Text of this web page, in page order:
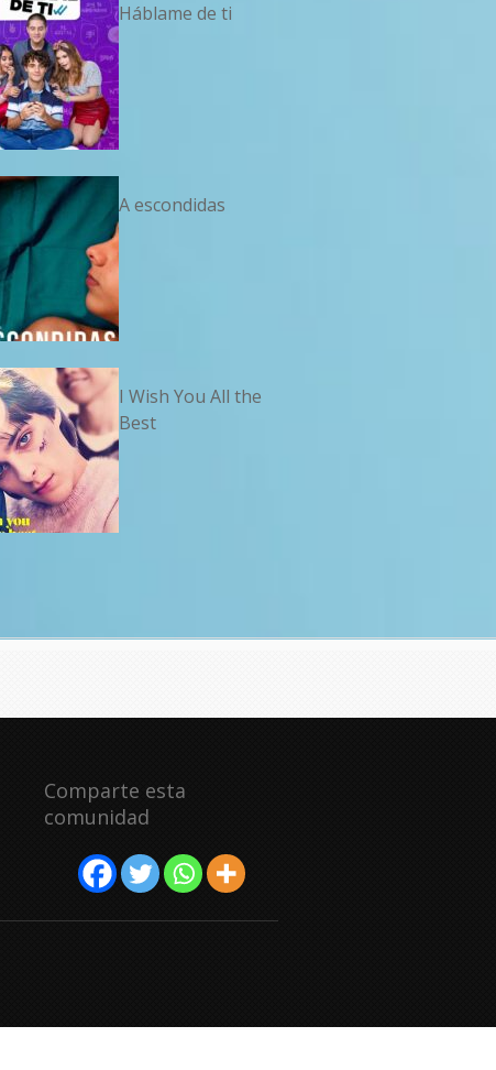
Háblame de ti
A escondidas
I Wish You All the
Best
Comparte esta
comunidad